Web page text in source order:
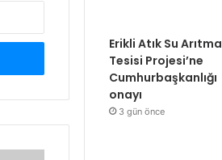
Erikli Atık Su Arıtma
Tesisi Projesi’ne
Cumhurbaşkanlığı
onayı
3 gün önce